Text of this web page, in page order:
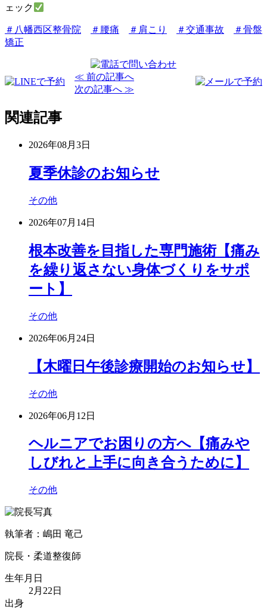
ェック
＃八幡西区整骨院 ＃腰痛 ＃肩こり ＃交通事故
＃骨盤
矯正
≪ 前の記事へ
次の記事へ ≫
関連記事
2026年08月3日
夏季休診のお知らせ
その他
2026年07月14日
根本改善を目指した専門施術【痛み
を繰り返さない身体づくりをサポ
ート】
その他
2026年06月24日
【木曜日午後診療開始のお知らせ】
その他
2026年06月12日
ヘルニアでお困りの方へ【痛みや
しびれと上手に向き合うために】
その他
執筆者：嶋田 竜己
院長・柔道整復師
生年月日
2月22日
出身